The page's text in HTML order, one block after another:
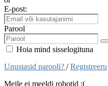
E-post:
Parool
Hoia mind sisselogituna
Unustasid parooli? /Registreeru
Meile ei meeldi robotid :(